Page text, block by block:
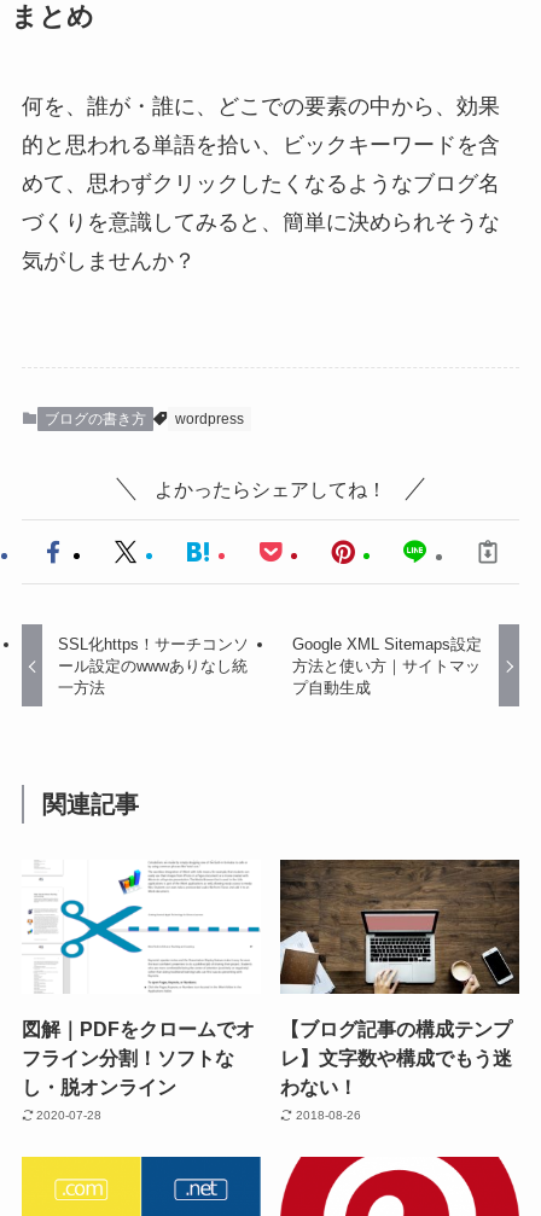
まとめ
何を、誰が・誰に、どこでの要素の中から、効果
的と思われる単語を拾い、ビックキーワードを含
めて、思わずクリックしたくなるようなブログ名
づくりを意識してみると、簡単に決められそうな
気がしませんか？
ブログの書き方 wordpress
よかったらシェアしてね！
SSL化https！サーチコンソ
ール設定のwwwありなし統
一方法
Google XML Sitemaps設定
方法と使い方｜サイトマッ
プ自動生成
関連記事
図解｜PDFをクロームでオ
フライン分割！ソフトな
し・脱オンライン
2020-07-28
【ブログ記事の構成テンプ
レ】文字数や構成でもう迷
わない！
2018-08-26